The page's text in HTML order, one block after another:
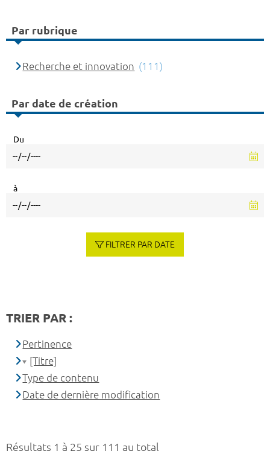
Résultats 1 à 25 sur 111 au total
Par rubrique
Recherche et innovation (111)
Par date de création
Du
à
FILTRER PAR DATE
TRIER PAR :
Pertinence
[Titre]
Type de contenu
Date de dernière modification